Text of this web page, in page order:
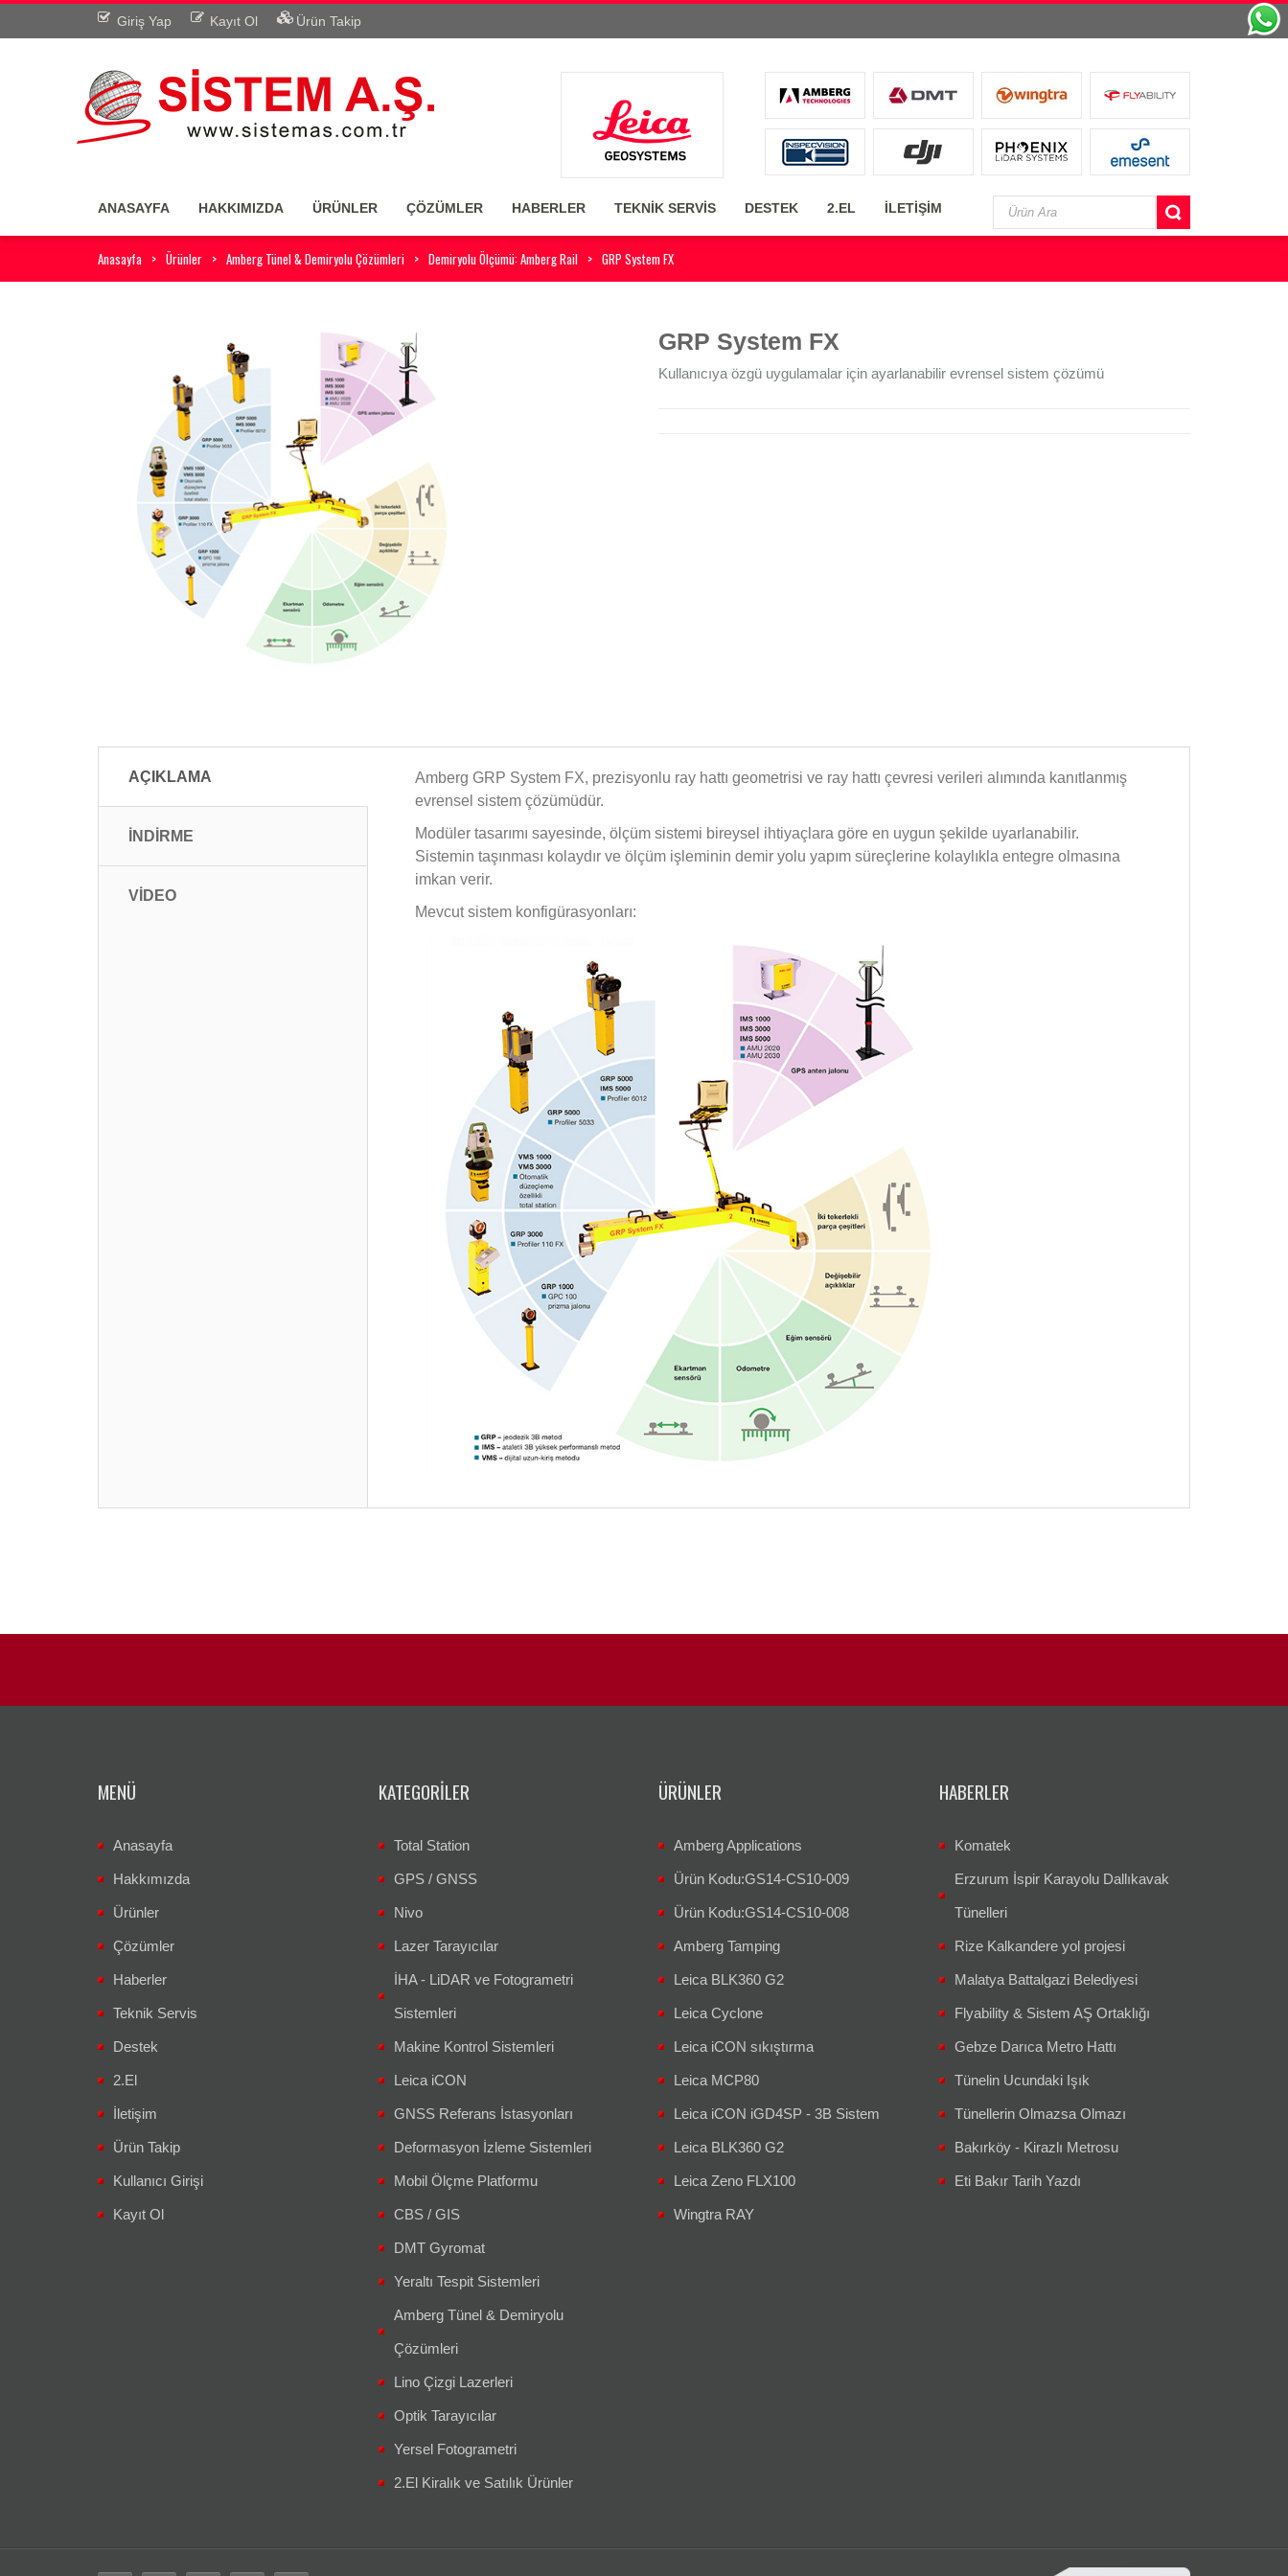
Giriş Yap Kayıt Ol Ürün Takip
ANASAYFA HAKKIMIZDA ÜRÜNLER ÇÖZÜMLER HABERLER TEKNİK SERVİS DESTEK 2.EL İLETİŞİM
Anasayfa Ürünler Amberg Tünel & Demiryolu Çözümleri Demiryolu Ölçümü: Amberg Rail GRP System FX
GRP System FX
Kullanıcıya özgü uygulamalar için ayarlanabilir evrensel sistem çözümü
AÇIKLAMA
İNDİRME
VİDEO
Amberg GRP System FX, prezisyonlu ray hattı geometrisi ve ray hattı çevresi verileri alımında kanıtlanmış
evrensel sistem çözümüdür.
Modüler tasarımı sayesinde, ölçüm sistemi bireysel ihtiyaçlara göre en uygun şekilde uyarlanabilir.
Sistemin taşınması kolaydır ve ölçüm işleminin demir yolu yapım süreçlerine kolaylıkla entegre olmasına
imkan verir.
Mevcut sistem konfigürasyonları:
MENÜ
Anasayfa
Hakkımızda
Ürünler
Çözümler
Haberler
Teknik Servis
Destek
2.El
İletişim
Ürün Takip
Kullanıcı Girişi
Kayıt Ol
KATEGORILER
Total Station
GPS / GNSS
Nivo
Lazer Tarayıcılar
İHA - LiDAR ve Fotogrametri
Sistemleri
Makine Kontrol Sistemleri
Leica iCON
GNSS Referans İstasyonları
Deformasyon İzleme Sistemleri
Mobil Ölçme Platformu
CBS / GIS
DMT Gyromat
Yeraltı Tespit Sistemleri
Amberg Tünel & Demiryolu
Çözümleri
Lino Çizgi Lazerleri
Optik Tarayıcılar
Yersel Fotogrametri
2.El Kiralık ve Satılık Ürünler
ÜRÜNLER
Amberg Applications
Ürün Kodu:GS14-CS10-009
Ürün Kodu:GS14-CS10-008
Amberg Tamping
Leica BLK360 G2
Leica Cyclone
Leica iCON sıkıştırma
Leica MCP80
Leica iCON iGD4SP - 3B Sistem
Leica BLK360 G2
Leica Zeno FLX100
Wingtra RAY
HABERLER
Komatek
Erzurum İspir Karayolu Dallıkavak
Tünelleri
Rize Kalkandere yol projesi
Malatya Battalgazi Belediyesi
Flyability & Sistem AŞ Ortaklığı
Gebze Darıca Metro Hattı
Tünelin Ucundaki Işık
Tünellerin Olmazsa Olmazı
Bakırköy - Kirazlı Metrosu
Eti Bakır Tarih Yazdı